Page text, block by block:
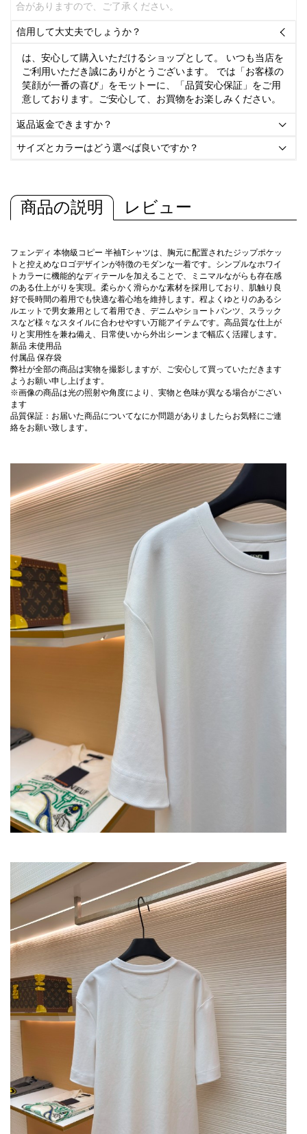
合がありますので、ご了承ください。
信用して大丈夫でしょうか？ 
は、安心して購入いただけるショップとして。 いつも当店を
ご利用いただき誠にありがとうございます。 では「お客様の
笑顔が一番の喜び」をモットーに、「品質安心保証」をご用
意しております。ご安心して、お買物をお楽しみください。
返品返金できますか？ 
サイズとカラーはどう選べば良いですか？ 
商品の説明 レビュー
フェンディ 本物級コピー 半袖Tシャツは、胸元に配置されたジップポケッ
トと控えめなロゴデザインが特徴のモダンな一着です。シンプルなホワイ
トカラーに機能的なディテールを加えることで、ミニマルながらも存在感
のある仕上がりを実現。柔らかく滑らかな素材を採用しており、肌触り良
好で長時間の着用でも快適な着心地を維持します。程よくゆとりのあるシ
ルエットで男女兼用として着用でき、デニムやショートパンツ、スラック
スなど様々なスタイルに合わせやすい万能アイテムです。高品質な仕上が
りと実用性を兼ね備え、日常使いから外出シーンまで幅広く活躍します。
新品 未使用品
付属品 保存袋
弊社が全部の商品は実物を撮影しますが、ご安心して買っていただきます
ようお願い申し上げます。
※画像の商品は光の照射や角度により、実物と色味が異なる場合がござい
ます
品質保証：お届いた商品についてなにか問題がありましたらお気軽にご連
絡をお願い致します。